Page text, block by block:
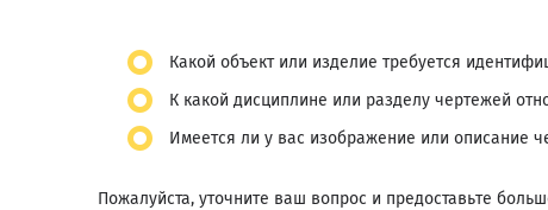
Какой объект или изделие требуется
К какой дисциплине или разделу чертежей
Имеется ли у вас изображение или описание
Пожалуйста, уточните ваш вопрос и предоставьте